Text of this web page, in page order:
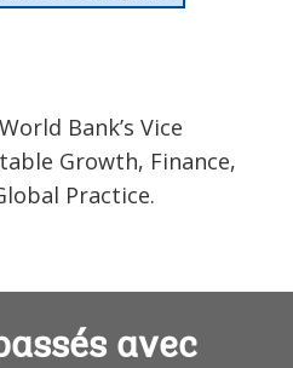
Bank’s Vice
Growth, Finance,
Practice.
avec